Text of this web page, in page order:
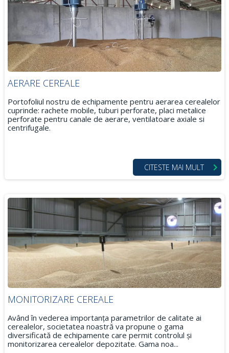
AERARE CEREALE
Portofoliul nostru de echipamente pentru aerarea cerealelor
cuprinde: rachete mobile, tuburi perforate, placi metalice
perforate pentru canale de aerare, ventilatoare axiale si
centrifugale.
CITESTE MAI MULT
MONITORIZARE CEREALE
Având în vederea importanța parametrilor de calitate ai
cerealelor, societatea noastră va propune o gama
diversificată de echipamente care permit controlul și
monitorizarea cerealelor depozitate. Gama noa...